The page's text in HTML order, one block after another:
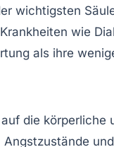
wichtigsten
wie
als ihre
die